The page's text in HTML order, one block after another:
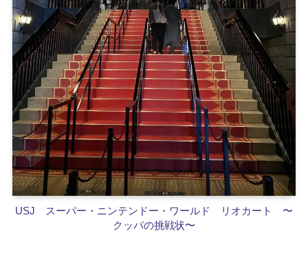
USJ スーパー・ニンテンドー・ワールド
リオカート 〜
クッパの挑戦状〜